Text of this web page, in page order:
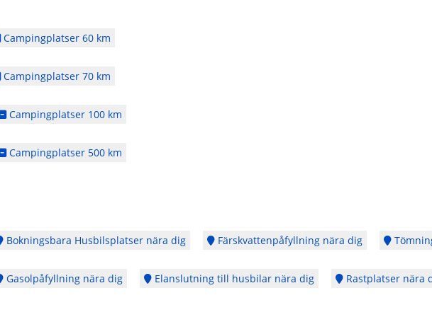
Campingplatser 60 km
Campingplatser 70 km
Campingplatser 100 km
Campingplatser 500 km
Bokningsbara Husbilsplatser nära dig Färskvattenpåfyllning nära dig
Gasolpåfyllning nära dig Elanslutning till husbilar nära dig Rastplatser nära